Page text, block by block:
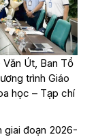
Út, Ban Tổ
trình Giáo
học – Tạp chí
giai đoạn 2026-